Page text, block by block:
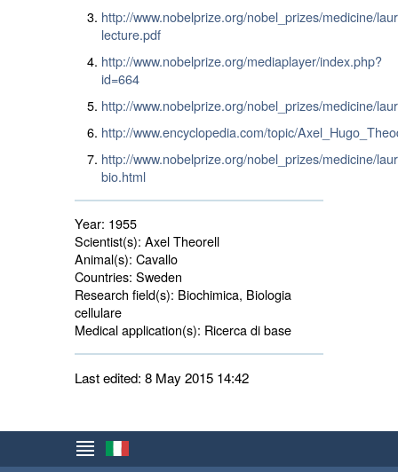
http://www.nobelprize.org/nobel_prizes/medicine/
lecture.pdf
http://www.nobelprize.org/mediaplayer/index.php?
id=664
http://www.nobelprize.org/nobel_prizes/medicine/
http://www.encyclopedia.com/topic/
http://www.nobelprize.org/nobel_prizes/medicine/
bio.html
Year: 1955
Scientist(s): Axel Theorell
Animal(s): Cavallo
Countries: Sweden
Research field(s): Biochimica, Biologia
cellulare
Medical application(s): Ricerca di base
Last edited: 8 May 2015 14:42